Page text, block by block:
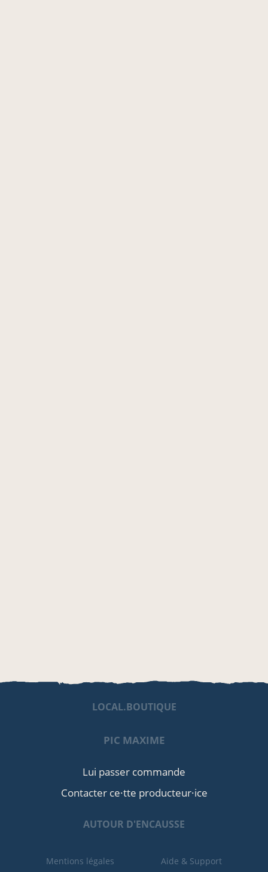
LOCAL.BOUTIQUE
PIC MAXIME
Lui passer commande
Contacter ce·tte producteur·ice
AUTOUR D'ENCAUSSE
Mentions légales Aide & Support